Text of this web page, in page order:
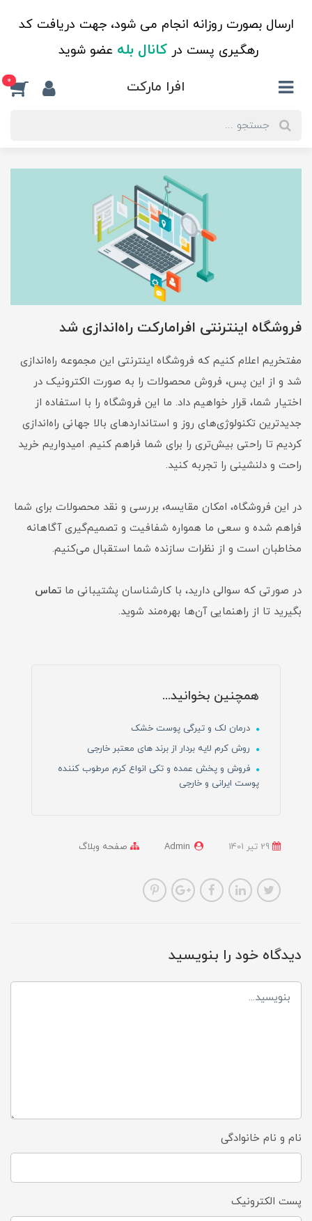
ارسال بصورت روزانه انجام می شود، جهت دریافت کد
رهگیری پست درکانال بله عضو شوید
افرا مارکت 0
فروشگاه اینترنتی افرامارکت راه‌اندازی شد
مفتخریم اعلام کنیم که فروشگاه اینترنتی این مجموعه راه‌اندازی
شد و از این پس، فروش محصولات را به صورت الکترونیک در
اختیار شما، قرار خواهیم داد. ما این فروشگاه را با استفاده از
جدیدترین تکنولوژی‌های روز و استانداردهای بالا جهانی راه‌اندازی
کردیم تا راحتی بیش‌تری را برای شما فراهم کنیم. امیدواریم خرید
راحت و دلنشینی را تجربه کنید.
در این فروشگاه، امکان مقایسه، بررسی و نقد محصولات برای شما
فراهم شده و سعی ما همواره شفافیت و تصمیم‌گیری آگاهانه
مخاطبان است و از نظرات سازنده شما استقبال می‌کنیم.
در صورتی که سوالی دارید، با کارشناسان پشتیبانی ما تماس
بگیرید تا از راهنمایی آن‌ها بهره‌مند شوید.
همچنین بخوانید...
درمان لک و تیرگی‌ پوست‌ خشک
روش کرم لایه بردار از برند های معتبر خارجی
فروش و پخش عمده و تکی انواع کرم مرطوب کننده
پوست ایرانی و خارجی
Admin صفحه وبلاگ
دیدگاه خود را بنویسید
نام و نام خانوادگی
پست الکترونیک